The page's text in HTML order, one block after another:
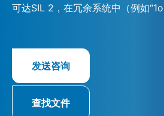
可达SIL 2，在冗余系统中（例如
发送咨询
查找文件